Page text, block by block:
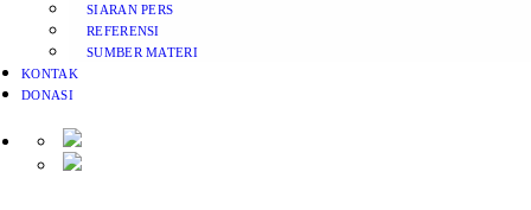
SIARAN PERS
REFERENSI
SUMBER MATERI
KONTAK
DONASI